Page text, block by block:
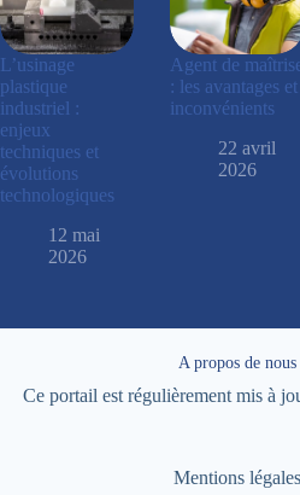
L’usinage
plastique
industriel :
enjeux
techniques et
évolutions
technologiques
12 mai
2026
Agent de
: les avantages et
inconvénients
22 avril
2026
A propos de nous
Ce portail est régulièrement mis à
Mentions légales